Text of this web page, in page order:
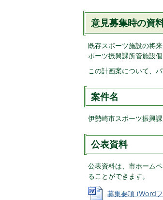
意見募集時の資
既存スポーツ施設の将
ポーツ振興課所管施設
この計画案について、
案件名
伊勢崎市スポーツ振興
公表資料
公表資料は、市ホーム
ることができます。
募集要項 (Word